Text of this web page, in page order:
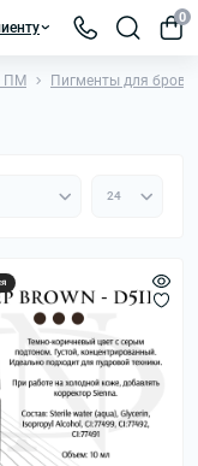
0
ПМ Пигменты для